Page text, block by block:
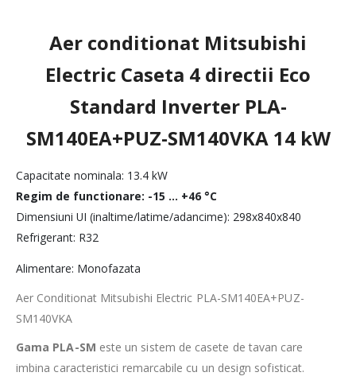
Aer conditionat Mitsubishi
Electric Caseta 4 directii Eco
Standard Inverter PLA-
SM140EA+PUZ-SM140VKA 14 kW
Capacitate nominala: 13.4 kW
Regim de functionare: -15 … +46 °C
Dimensiuni UI (inaltime/latime/adancime): 298x840x840
Refrigerant: R32
Alimentare: Monofazata
Aer Conditionat Mitsubishi Electric PLA-SM140EA+PUZ-
SM140VKA
Gama PLA-SM este un sistem de casete de tavan care
imbina caracteristici remarcabile cu un design sofisticat.